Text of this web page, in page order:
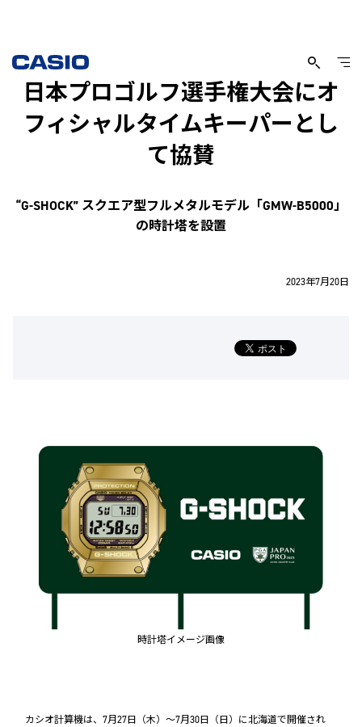
日本プロゴルフ選手権大会にオ
フィシャルタイムキーパーとし
て協賛
“G-SHOCK” スクエア型フルメタルモデル「GMW-B5000」
の時計塔を設置
2023年7月20日
時計塔イメージ画像
カシオ計算機は、7月27日（木）～7月30日（日）に北海道で開催され